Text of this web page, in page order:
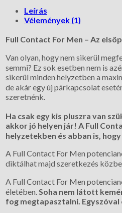
Leírás
Vélemények (1)
Full Contact For Men – Az
Van olyan, hogy nem sikerül
semmi? Ez sok esetben nem is
sikerül minden helyzetben a
de akár egy új párkapcsolat
szeretnénk.
Ha csak egy kis pluszra van
akkor jó helyen jár! A Full
helyzetekben és abban is,
A Full Contact For Men
diktálhat majd szeretkezés
A Full Contact For Men
életében.Soha nem látott
fog megtapasztalni.